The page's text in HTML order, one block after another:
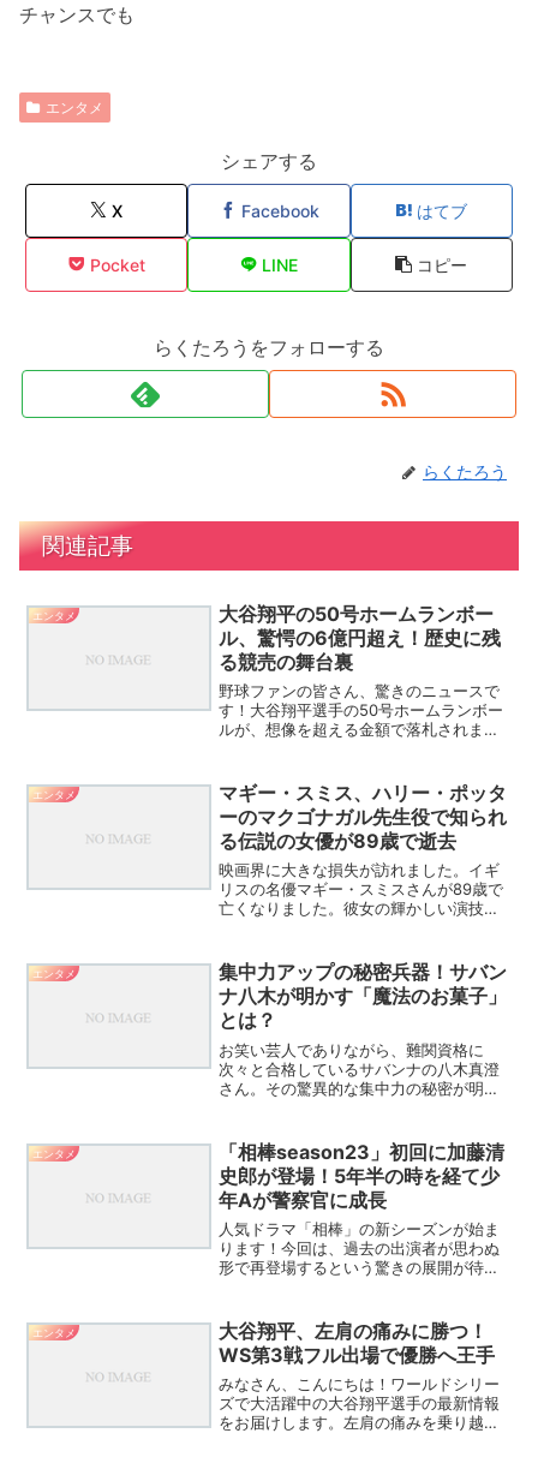
チャンスでも
エンタメ
シェアする
X Facebook はてブ
Pocket LINE コピー
らくたろうをフォローする
らくたろう
関連記事
エンタメ
大谷翔平の50号ホームランボー
ル、驚愕の6億円超え！歴史に残
る競売の舞台裏
野球ファンの皆さん、驚きのニュースで
す！大谷翔平選手の50号ホームランボー
ルが、想像を超える金額で落札されまし
していきます。大谷翔平の50号ホームラ
ンボール、史上最高額...
エンタメ
マギー・スミス、ハリー・ポッタ
ーのマクゴナガル先生役で知られ
る伝説の女優が89歳で逝去
映画界に大きな損失が訪れました。イギ
リスの名優マギー・スミスさんが89歳で
亡くなりました。彼女の輝かしい演技人
ス、伝説の女優の生涯と功績マギー・ス
ミスさんの訃報は、多くの...
エンタメ
集中力アップの秘密兵器！サバン
ナ八木が明かす「魔法のお菓子」
とは？
お笑い芸人でありながら、難関資格に
次々と合格しているサバンナの八木真澄
さん。その驚異的な集中力の秘密が明ら
のでしょうか？サバンナ八木の驚異的な
資格取得と魔法のお菓子八木...
エンタメ
「相棒season23」初回に加藤清
史郎が登場！5年半の時を経て少
年Aが警察官に成長
人気ドラマ「相棒」の新シーズンが始ま
ります！今回は、過去の出演者が思わぬ
形で再登場するという驚きの展開が待っ
う！「相棒season23」の見どころ満載！
加藤清史郎の成長...
エンタメ
大谷翔平、左肩の痛みに勝つ！
WS第3戦フル出場で優勝へ王手
みなさん、こんにちは！ワールドシリー
ズで大活躍中の大谷翔平選手の最新情報
をお届けします。左肩の痛みを乗り越え